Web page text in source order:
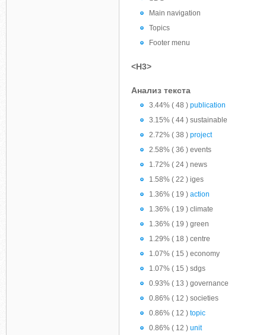
Main navigation
Topics
Footer menu
<H3>
Анализ текста
3.44% ( 48 ) publication
3.15% ( 44 ) sustainable
2.72% ( 38 ) project
2.58% ( 36 ) events
1.72% ( 24 ) news
1.58% ( 22 ) iges
1.36% ( 19 ) action
1.36% ( 19 ) climate
1.36% ( 19 ) green
1.29% ( 18 ) centre
1.07% ( 15 ) economy
1.07% ( 15 ) sdgs
0.93% ( 13 ) governance
0.86% ( 12 ) societies
0.86% ( 12 ) topic
0.86% ( 12 ) unit